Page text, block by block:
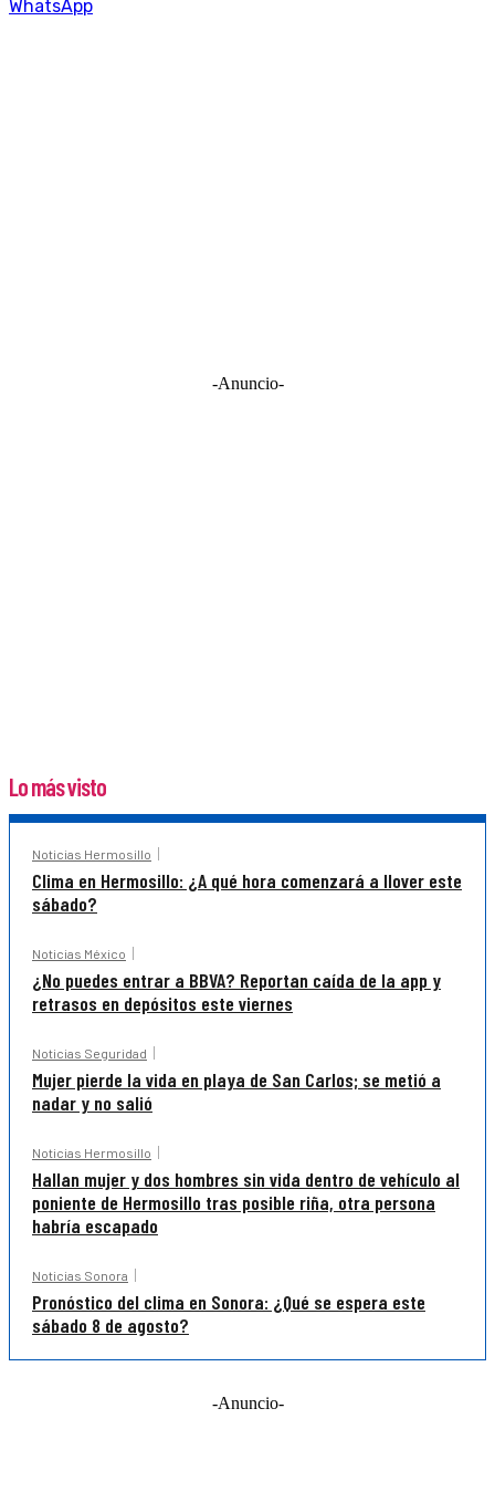
WhatsApp
-Anuncio-
Lo más visto
Noticias Hermosillo
Clima en Hermosillo: ¿A qué hora comenzará a llover este
sábado?
Noticias México
¿No puedes entrar a BBVA? Reportan caída de la app y
retrasos en depósitos este viernes
Noticias Seguridad
Mujer pierde la vida en playa de San Carlos; se metió a
nadar y no salió
Noticias Hermosillo
Hallan mujer y dos hombres sin vida dentro de vehículo al
poniente de Hermosillo tras posible riña, otra persona
habría escapado
Noticias Sonora
Pronóstico del clima en Sonora: ¿Qué se espera este
sábado 8 de agosto?
-Anuncio-